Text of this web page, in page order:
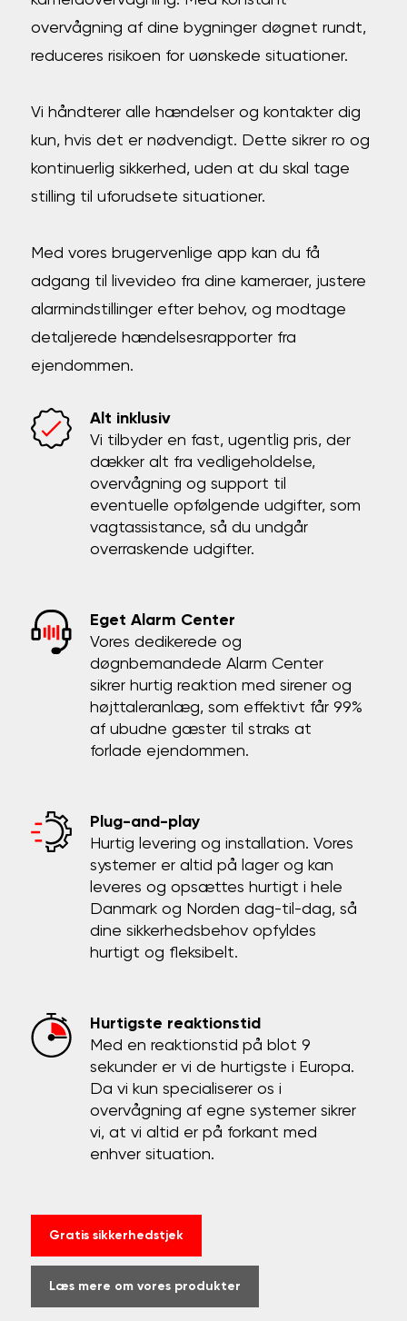
overvågning af dine bygninger døgnet rundt,
reduceres risikoen for uønskede situationer.
Vi håndterer alle hændelser og kontakter dig
kun, hvis det er nødvendigt. Dette sikrer ro og
kontinuerlig sikkerhed, uden at du skal tage
stilling til uforudsete situationer.
Med vores brugervenlige app kan du få
adgang til livevideo fra dine kameraer, justere
alarmindstillinger efter behov, og modtage
detaljerede hændelsesrapporter fra
ejendommen.
Alt inklusiv
Vi tilbyder en fast, ugentlig pris, der
dækker alt fra vedligeholdelse,
overvågning og support til
eventuelle opfølgende udgifter, som
vagtassistance, så du undgår
overraskende udgifter.
Eget Alarm Center
Vores dedikerede og
døgnbemandede Alarm Center
sikrer hurtig reaktion med sirener og
højttaleranlæg, som effektivt får 99%
af ubudne gæster til straks at
forlade ejendommen.
Plug-and-play
Hurtig levering og installation. Vores
systemer er altid på lager og kan
leveres og opsættes hurtigt i hele
Danmark og Norden dag-til-dag, så
dine sikkerhedsbehov opfyldes
hurtigt og fleksibelt.
Hurtigste reaktionstid
Med en reaktionstid på blot 9
sekunder er vi de hurtigste i Europa.
Da vi kun specialiserer os i
overvågning af egne systemer sikrer
vi, at vi altid er på forkant med
enhver situation.
Gratis sikkerhedstjek
Læs mere om vores produkter